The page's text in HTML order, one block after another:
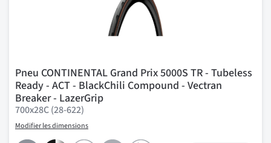
Pneu CONTINENTAL Grand Prix 5000S TR - Tubeless
Ready - ACT - BlackChili Compound - Vectran
Breaker - LazerGrip
700x28C (28-622)
Modifier les dimensions